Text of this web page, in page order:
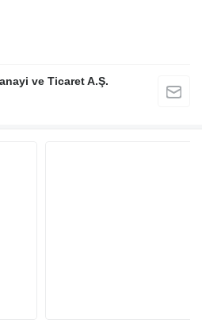
ve Ticaret A.Ş.